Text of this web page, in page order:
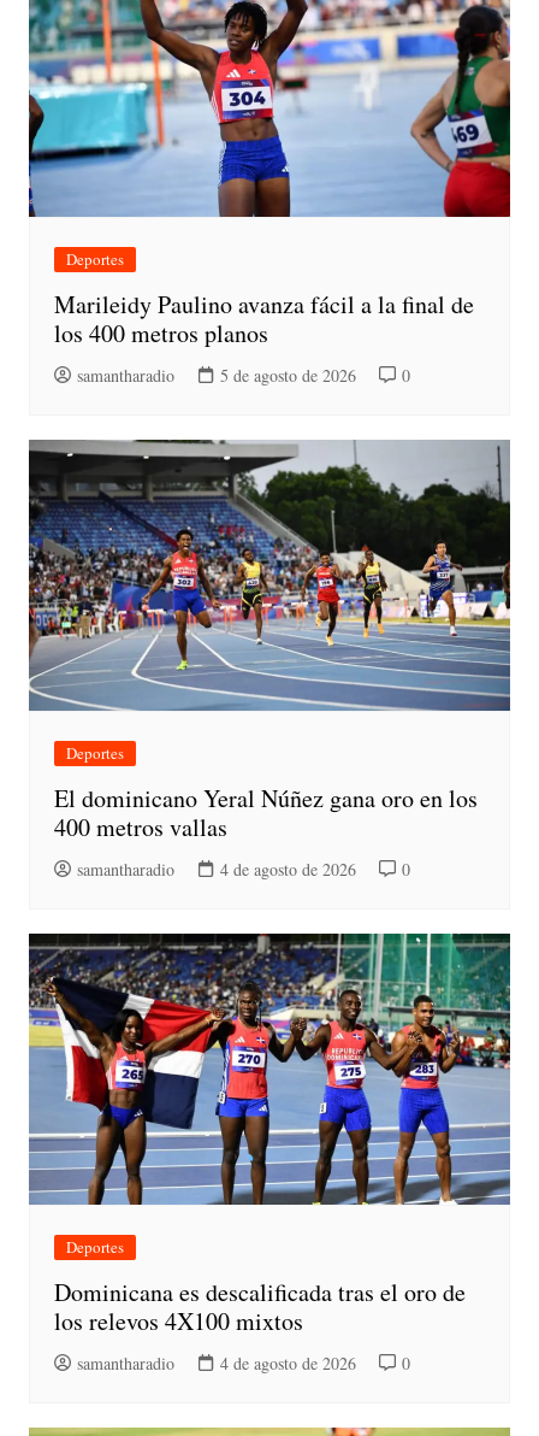
Deportes
Marileidy Paulino avanza fácil a la final de
los 400 metros planos
samantharadio 5 de agosto de 2026 0
Deportes
El dominicano Yeral Núñez gana oro en los
400 metros vallas
samantharadio 4 de agosto de 2026 0
Deportes
Dominicana es descalificada tras el oro de
los relevos 4X100 mixtos
samantharadio 4 de agosto de 2026 0